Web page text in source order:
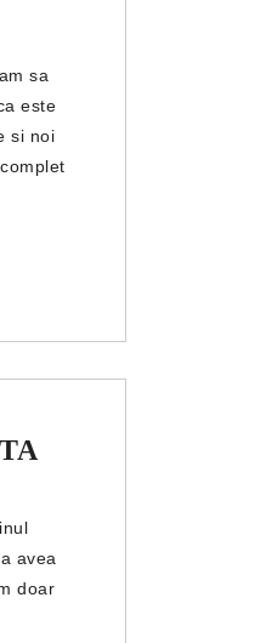
sa
este
si noi
avea
doar